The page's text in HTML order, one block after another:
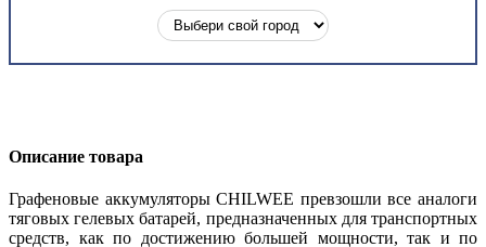
Описание товара
Графеновые аккумуляторы CHILWEE превзошли все аналоги
тяговых гелевых батарей, предназначенных для транспортных
средств, как по достижению большей мощности, так и по